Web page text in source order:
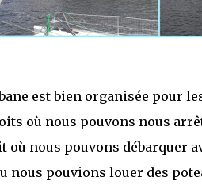
est bien organisée pour
où nous pouvons nous
où nous pouvons débarquer
nous pouvions louer des